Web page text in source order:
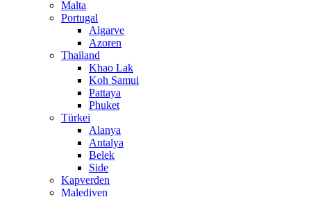
Malta
Portugal
Algarve
Azoren
Thailand
Khao Lak
Koh Samui
Pattaya
Phuket
Türkei
Alanya
Antalya
Belek
Side
Kapverden
Malediven